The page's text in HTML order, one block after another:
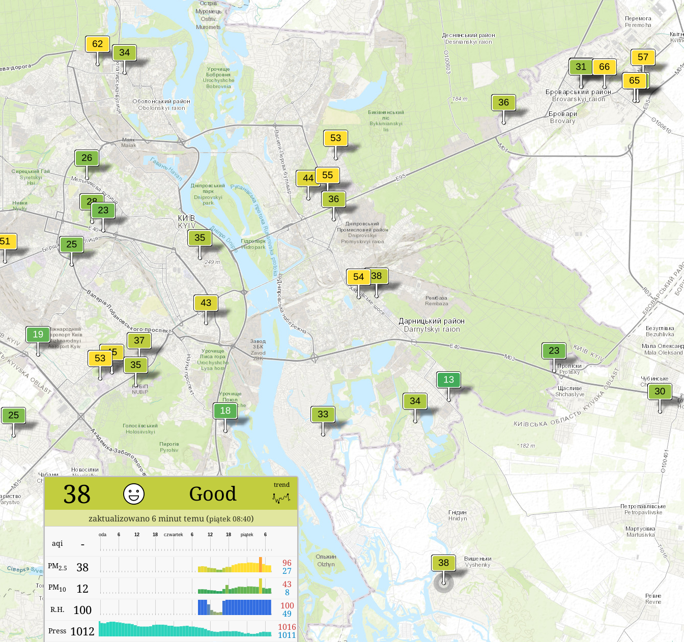
38 Good trend
zaktualizowano 6 minut temu (piątek 08:40)
aqi -
6
piątek
18
12
6
czwartek
18
12
6
środa
PM2.5 38 96
27
PM10 12 43
8
R.H. 100 100
49
Press 1012 1016
1011